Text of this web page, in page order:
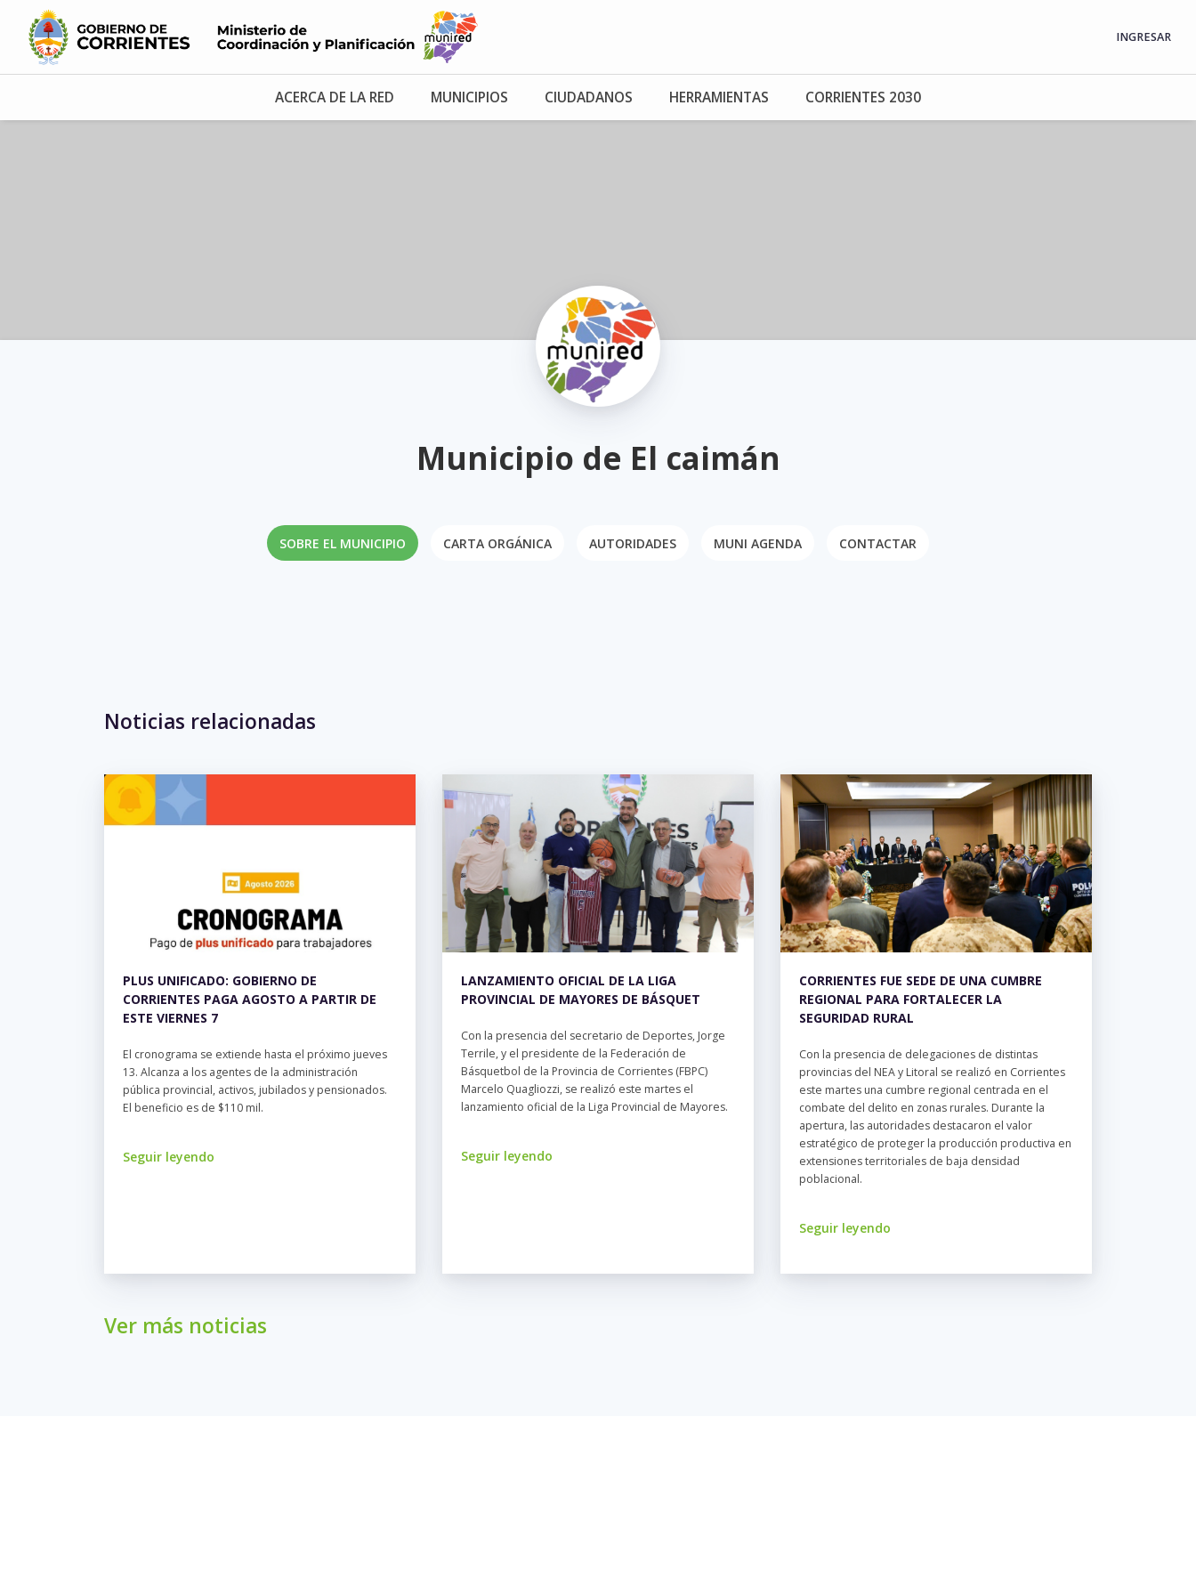
INGRESAR
ACERCA DE LA RED MUNICIPIOS CIUDADANOS HERRAMIENTAS CORRIENTES 2030
Municipio de El caimán
SOBRE EL MUNICIPIO CARTA ORGÁNICA AUTORIDADES MUNI AGENDA CONTACTAR
Noticias relacionadas
PLUS UNIFICADO: GOBIERNO DE
CORRIENTES PAGA AGOSTO A PARTIR DE
ESTE VIERNES 7
El cronograma se extiende hasta el próximo jueves
13. Alcanza a los agentes de la administración
pública provincial, activos, jubilados y pensionados.
El beneficio es de $110 mil.
Seguir leyendo
LANZAMIENTO OFICIAL DE LA LIGA
PROVINCIAL DE MAYORES DE BÁSQUET
Con la presencia del secretario de Deportes, Jorge
Terrile, y el presidente de la Federación de
Básquetbol de la Provincia de Corrientes (FBPC)
Marcelo Quagliozzi, se realizó este martes el
lanzamiento oficial de la Liga Provincial de Mayores.
Seguir leyendo
CORRIENTES FUE SEDE DE UNA CUMBRE
REGIONAL PARA FORTALECER LA
SEGURIDAD RURAL
Con la presencia de delegaciones de distintas
provincias del NEA y Litoral se realizó en Corrientes
este martes una cumbre regional centrada en el
combate del delito en zonas rurales. Durante la
apertura, las autoridades destacaron el valor
estratégico de proteger la producción productiva en
extensiones territoriales de baja densidad
poblacional.
Seguir leyendo
Ver más noticias